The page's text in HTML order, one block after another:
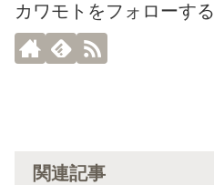
カワモトをフォローする
関連記事